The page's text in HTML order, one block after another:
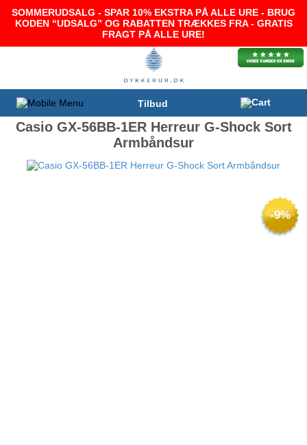
SOMMERUDSALG - SPAR 10% EKSTRA PÅ ALLE URE - BRUG
KODEN “UDSALG” OG RABATTEN TRÆKKES FRA - GRATIS
FRAGT PÅ ALLE URE!
Tilbud
Casio GX-56BB-1ER Herreur G-Shock Sort
Armbåndsur
-9%